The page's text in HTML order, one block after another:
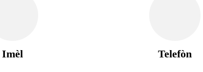
Imèl Telefòn